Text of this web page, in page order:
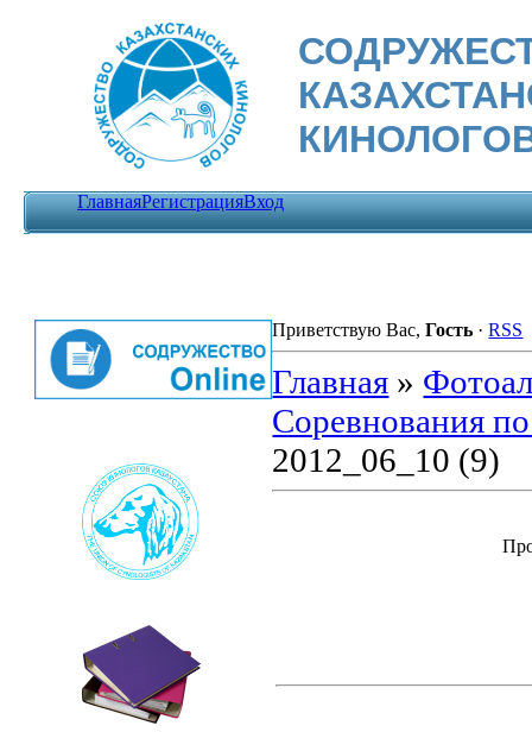
ГлавнаяРегистрацияВход
Приветствую Вас,Гость ·RSS
Главная »
Соревнования
2012_06_10 (9)